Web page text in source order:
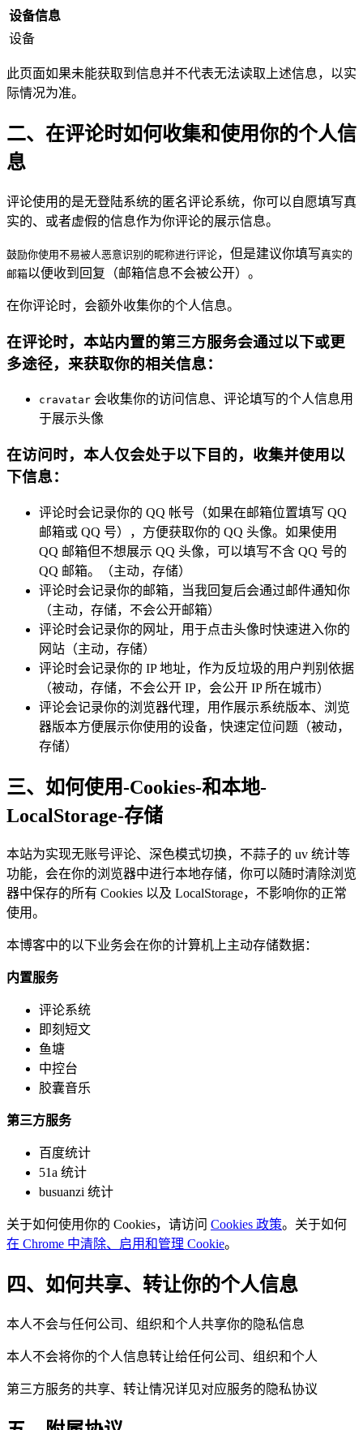
设备信息
设备
此页面如果未能获取到信息并不代表无法读取上述信息，以实
际情况为准。
二、在评论时如何收集和使用你的个人信
息
评论使用的是无登陆系统的匿名评论系统，你可以自愿填写真
实的、或者虚假的信息作为你评论的展示信息。
鼓励你使用不易被人恶意识别的昵称进行评论，但是建议你填写真实的
邮箱以便收到回复（邮箱信息不会被公开）。
在你评论时，会额外收集你的个人信息。
在评论时，本站内置的第三方服务会通过以下或更
多途径，来获取你的相关信息：
cravatar 会收集你的访问信息、评论填写的个人信息用
于展示头像
在访问时，本人仅会处于以下目的，收集并使用以
下信息：
评论时会记录你的 QQ 帐号（如果在邮箱位置填写 QQ
邮箱或 QQ 号），方便获取你的 QQ 头像。如果使用
QQ 邮箱但不想展示 QQ 头像，可以填写不含 QQ 号的
QQ 邮箱。（主动，存储）
评论时会记录你的邮箱，当我回复后会通过邮件通知你
（主动，存储，不会公开邮箱）
评论时会记录你的网址，用于点击头像时快速进入你的
网站（主动，存储）
评论时会记录你的 IP 地址，作为反垃圾的用户判别依据
（被动，存储，不会公开 IP，会公开 IP 所在城市）
评论会记录你的浏览器代理，用作展示系统版本、浏览
器版本方便展示你使用的设备，快速定位问题（被动，
存储）
三、如何使用-Cookies-和本地-
LocalStorage-存储
本站为实现无账号评论、深色模式切换，不蒜子的 uv 统计等
功能，会在你的浏览器中进行本地存储，你可以随时清除浏览
器中保存的所有 Cookies 以及 LocalStorage，不影响你的正常
使用。
本博客中的以下业务会在你的计算机上主动存储数据：
内置服务
评论系统
即刻短文
鱼塘
中控台
胶囊音乐
第三方服务
百度统计
51a 统计
busuanzi 统计
关于如何使用你的 Cookies，请访问 Cookies 政策。关于如何
在 Chrome 中清除、启用和管理 Cookie。
四、如何共享、转让你的个人信息
本人不会与任何公司、组织和个人共享你的隐私信息
本人不会将你的个人信息转让给任何公司、组织和个人
第三方服务的共享、转让情况详见对应服务的隐私协议